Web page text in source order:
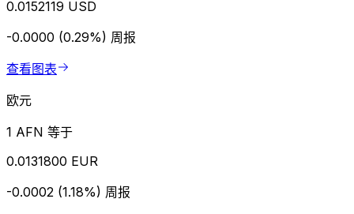
0.0152119 USD
-0.0000 (0.29%) 周报
查看图表
欧元
1 AFN 等于
0.0131800 EUR
-0.0002 (1.18%) 周报